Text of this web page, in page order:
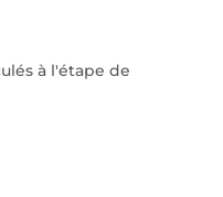
à l'étape de